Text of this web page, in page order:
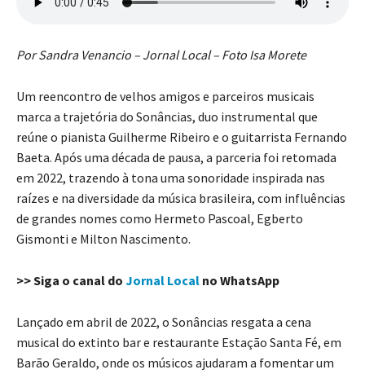
Por Sandra Venancio – Jornal Local – Foto Isa Morete
Um reencontro de velhos amigos e parceiros musicais
marca a trajetória do Sonâncias, duo instrumental que
reúne o pianista Guilherme Ribeiro e o guitarrista Fernando
Baeta. Após uma década de pausa, a parceria foi retomada
em 2022, trazendo à tona uma sonoridade inspirada nas
raízes e na diversidade da música brasileira, com influências
de grandes nomes como Hermeto Pascoal, Egberto
Gismonti e Milton Nascimento.
>> Siga o canal do Jornal Local no WhatsApp
Lançado em abril de 2022, o Sonâncias resgata a cena
musical do extinto bar e restaurante Estação Santa Fé, em
Barão Geraldo, onde os músicos ajudaram a fomentar um